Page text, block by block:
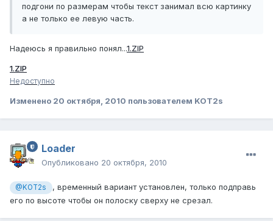
подгони по размерам чтобы текст занимал всю картинку
а не только ее левую часть.
Надеюсь я правильно понял...1.ZIP
1.ZIP
Недоступно
Изменено 20 октября, 2010 пользователем KOT2s
Loader
Опубликовано 20 октября, 2010
@KOT2s
, временный вариант установлен, только подправь
его по высоте чтобы он полоску сверху не срезал.